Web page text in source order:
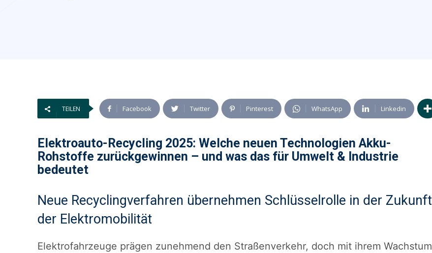
TEILEN Facebook Twitter Pinterest WhatsApp Linkedin
Elektroauto-Recycling 2025: Welche neuen Technologien Akku-
Rohstoffe zurückgewinnen – und was das für Umwelt & Industrie
bedeutet
Neue Recyclingverfahren übernehmen Schlüsselrolle in der Zukunft
der Elektromobilität
Elektrofahrzeuge prägen zunehmend den Straßenverkehr, doch mit ihrem Wachstum